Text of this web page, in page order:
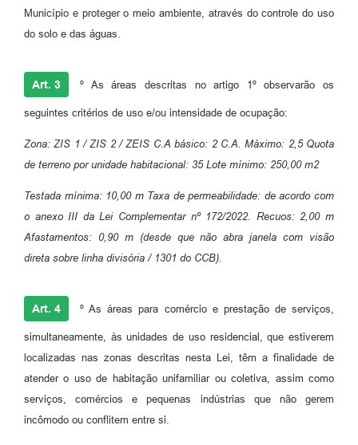
Município e proteger o meio ambiente, através do controle do uso
do solo e das águas.
Art. 3 º As áreas descritas no artigo 1º observarão os
seguintes critérios de uso e/ou intensidade de ocupação:
Zona: ZIS 1 / ZIS 2 / ZEIS C.A básico: 2 C.A. Máximo: 2,5 Quota
de terreno por unidade habitacional: 35 Lote mínimo: 250,00 m2
Testada mínima: 10,00 m Taxa de permeabilidade: de acordo com
o anexo III da Lei Complementar nº 172/2022. Recuos: 2,00 m
Afastamentos: 0,90 m (desde que não abra janela com visão
direta sobre linha divisória / 1301 do CCB).
Art. 4 º As áreas para comércio e prestação de serviços,
simultaneamente, às unidades de uso residencial, que estiverem
localizadas nas zonas descritas nesta Lei, têm a finalidade de
atender o uso de habitação unifamiliar ou coletiva, assim como
serviços, comércios e pequenas indústrias que não gerem
incômodo ou conflitem entre si.